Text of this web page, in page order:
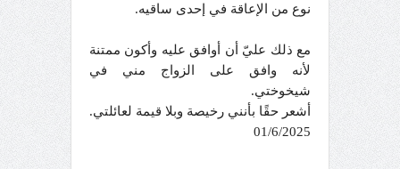
نوع من الإعاقة في إحدى ساقيه.
مع ذلك عليّ أن أوافق عليه وأكون ممتنة
لأنه وافق على الزواج مني في
شيخوختي.
أشعر حقًا بأنني رخيصة وبلا قيمة لعائلتي.
01/6/2025